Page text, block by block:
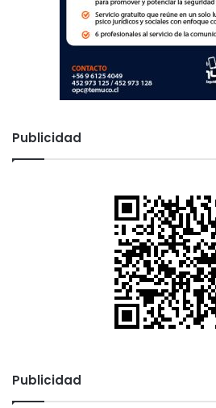
Publicidad
Publicidad